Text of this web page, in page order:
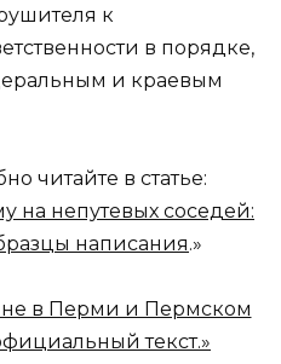
к
в порядке,
и краевым
читайте в статье:
на непутевых соседей:
написания.»
в Перми и Пермском
текст.»